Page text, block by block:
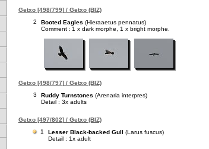
Getxo [498/799] / Getxo (BIZ)
2
Booted Eagles (Hieraaetus pennatus)
Comment : 1 x dark morphe, 1 x bright morphe.
Getxo [498/797] / Getxo (BIZ)
3
Ruddy Turnstones (Arenaria interpres)
Detail : 3x adults
Getxo [497/802] / Getxo (BIZ)
1
Lesser Black-backed Gull (Larus fuscus)
Detail : 1x adult